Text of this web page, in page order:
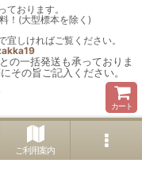
おります。
！(大型標本を除く)
しければご覧ください。
の一括発送も承っておりま
その旨ご記入ください。
カート
ご利用案内